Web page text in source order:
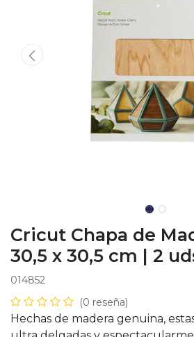
Cricut Chapa de
30,5 x 30,5 cm | 2
014852
(0 reseña)
Hechas de madera genuina,